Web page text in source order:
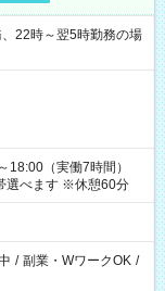
22時～翌5時勤務の場
（実働7時間）
選べます ※休憩60分
/ 副業・WワークOK /